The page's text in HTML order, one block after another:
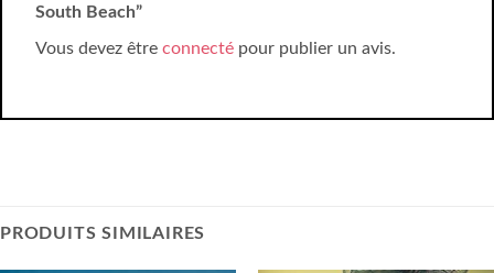
South Beach”
Vous devez être connecté pour publier un avis.
PRODUITS SIMILAIRES